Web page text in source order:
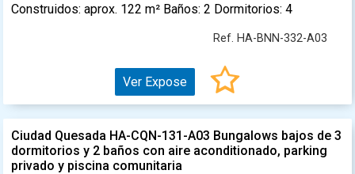
Construidos: aprox. 122 m² Baños: 2 Dormitorios: 4
Ref. HA-BNN-332-A03
Ver Expose
Ciudad Quesada HA-CQN-131-A03 Bungalows bajos de 3
dormitorios y 2 baños con aire aconditionado, parking
privado y piscina comunitaria